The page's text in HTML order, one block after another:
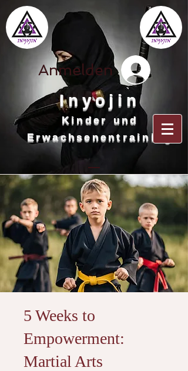
Anmelden
Inyojin
Kinder und
Erwachsenentraining
5 Weeks to
Empowerment:
Martial Arts